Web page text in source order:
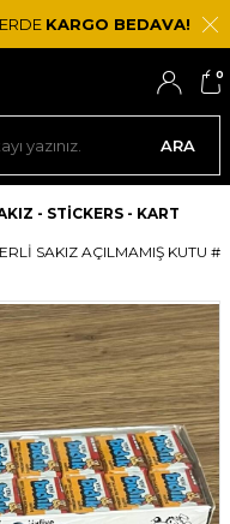
KARGO BEDAVA!
ARA
0
- STICKERS - KART
SAKIZ AÇILMAMIŞ KUTU #